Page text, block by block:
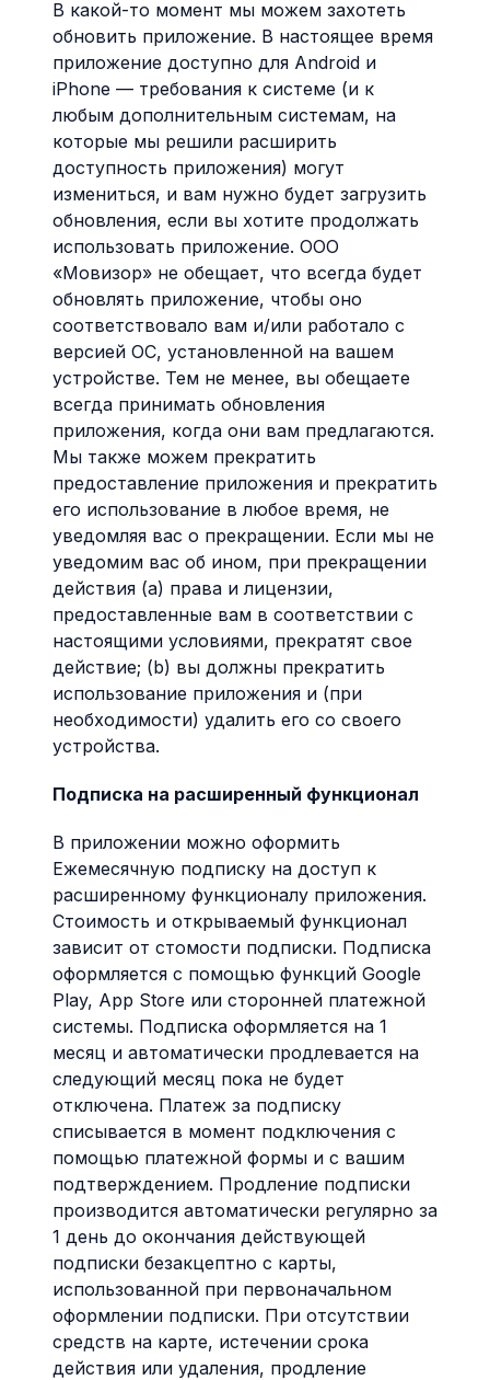
В какой-то момент мы можем захотеть
обновить приложение. В настоящее время
приложение доступно для Android и
iPhone — требования к системе (и к
любым дополнительным системам, на
которые мы решили расширить
доступность приложения) могут
измениться, и вам нужно будет загрузить
обновления, если вы хотите продолжать
использовать приложение. ООО
«Мовизор» не обещает, что всегда будет
обновлять приложение, чтобы оно
соответствовало вам и/или работало с
версией ОС, установленной на вашем
устройстве. Тем не менее, вы обещаете
всегда принимать обновления
приложения, когда они вам предлагаются.
Мы также можем прекратить
предоставление приложения и прекратить
его использование в любое время, не
уведомляя вас о прекращении. Если мы не
уведомим вас об ином, при прекращении
действия (а) права и лицензии,
предоставленные вам в соответствии с
настоящими условиями, прекратят свое
действие; (b) вы должны прекратить
использование приложения и (при
необходимости) удалить его со своего
устройства.
Подписка на расширенный функционал
В приложении можно оформить
Ежемесячную подписку на доступ к
расширенному функционалу приложения.
Стоимость и открываемый функционал
зависит от стомости подписки. Подписка
оформляется с помощью функций Google
Play, App Store или сторонней платежной
системы. Подписка оформляется на 1
месяц и автоматически продлевается на
следующий месяц пока не будет
отключена. Платеж за подписку
списывается в момент подключения с
помощью платежной формы и с вашим
подтверждением. Продление подписки
производится автоматически регулярно за
1 день до окончания действующей
подписки безакцептно с карты,
использованной при первоначальном
оформлении подписки. При отсутствии
средств на карте, истечении срока
действия или удаления, продление